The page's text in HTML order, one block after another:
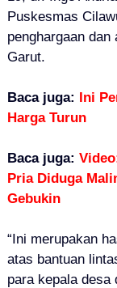
Puskesmas
penghargaan
Garut.
Baca juga: Ini
Harga Turun
Baca juga:
Pria Diduga
Gebukin
“Ini merupakan
atas bantuan
para kepala desa